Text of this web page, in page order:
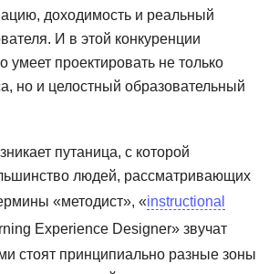
доходимость и реальный
И в этой конкуренции
умеет проектировать не только
но и целостный образовательный
путаница, с которой
людей, рассматривающих
«методист», «instructional
Experience Designer» звучат
стоят принципиально разные зоны